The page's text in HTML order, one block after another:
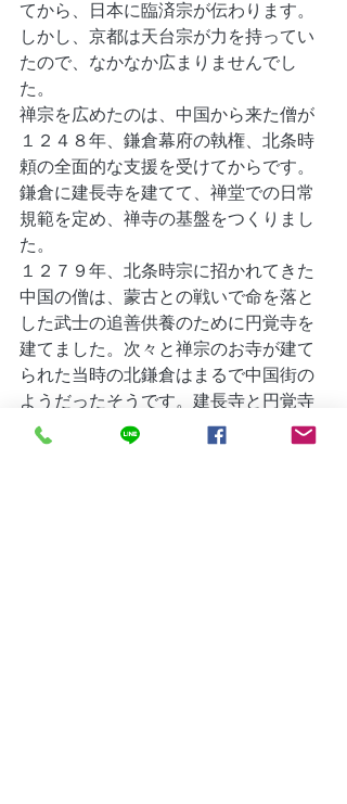
てから、日本に臨済宗が伝わります。
しかし、京都は天台宗が力を持ってい
たので、なかなか広まりませんでし
た。
禅宗を広めたのは、中国から来た僧が
１２４８年、鎌倉幕府の執権、北条時
頼の全面的な支援を受けてからです。
鎌倉に建長寺を建てて、禅堂での日常
規範を定め、禅寺の基盤をつくりまし
た。
１２７９年、北条時宗に招かれてきた
中国の僧は、蒙古との戦いで命を落と
した武士の追善供養のために円覚寺を
建てました。次々と禅宗のお寺が建て
られた当時の北鎌倉はまるで中国街の
ようだったそうです。建長寺と円覚寺
は現在にいたるまで、禅の道場として